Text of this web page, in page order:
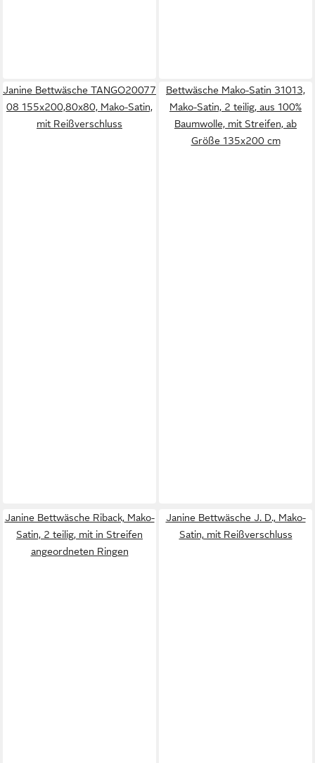
Janine Bettwäsche TANGO20077
08 155x200,80x80, Mako-Satin,
mit Reißverschluss
Bettwäsche Mako-Satin 31013,
Mako-Satin, 2 teilig, aus 100%
Baumwolle, mit Streifen, ab
Größe 135x200 cm
Janine Bettwäsche Riback, Mako-
Satin, 2 teilig, mit in Streifen
angeordneten Ringen
Janine Bettwäsche J. D., Mako-
Satin, mit Reißverschluss